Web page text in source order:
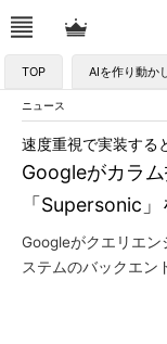
TOP AIを作り動か
ニュース
Googleがカラ
「Supersonic
速度重視で実装する
Googleがクエリエ
ステムのバックエン